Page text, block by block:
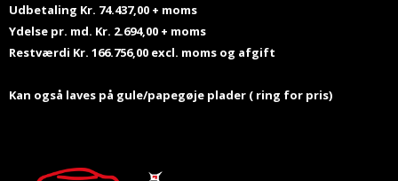
Udbetaling Kr. 74.437,00 + moms
Ydelse pr. md. Kr. 2.694,00 + moms
Restværdi Kr. 166.756,00 excl. moms og afgift
Kan også laves på gule/papegøje plader ( ring for pris)